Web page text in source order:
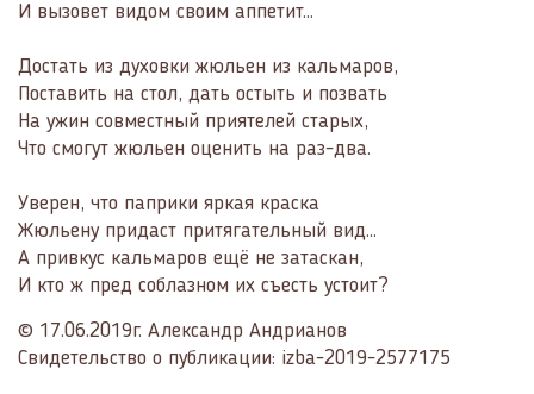
И вызовет видом своим аппетит…
Достать из духовки жюльен из кальмаров,
Поставить на стол, дать остыть и позвать
На ужин совместный приятелей старых,
Что смогут жюльен оценить на раз-два.
Уверен, что паприки яркая краска
Жюльену придаст притягательный вид…
А привкус кальмаров ещё не затаскан,
И кто ж пред соблазном их съесть устоит?
© 17.06.2019г. Александр Андрианов
Свидетельство о публикации: izba-2019-2577175